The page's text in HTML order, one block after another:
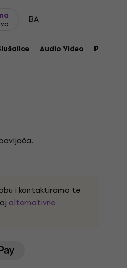
BA
Audio Video Pribor
i kontaktiramo te
alternativne